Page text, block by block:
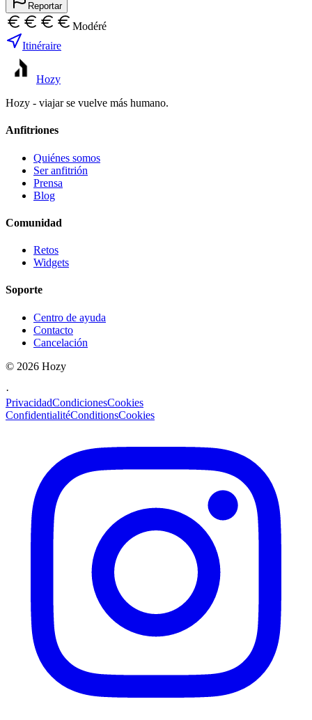
Reportar
Modéré
Itinéraire
Hozy
Hozy - viajar se vuelve más humano.
Anfitriones
Quiénes somos
Ser anfitrión
Prensa
Blog
Comunidad
Retos
Widgets
Soporte
Centro de ayuda
Contacto
Cancelación
© 2026 Hozy
·
PrivacidadCondicionesCookies
ConfidentialitéConditionsCookies